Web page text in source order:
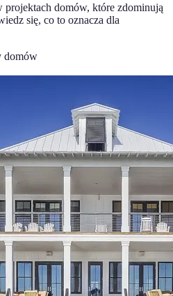
projektach domów, które zdominują
się, co to oznacza dla
domów